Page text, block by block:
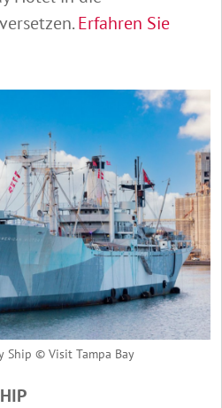
Erfahren Sie
Ship © Visit Tampa Bay